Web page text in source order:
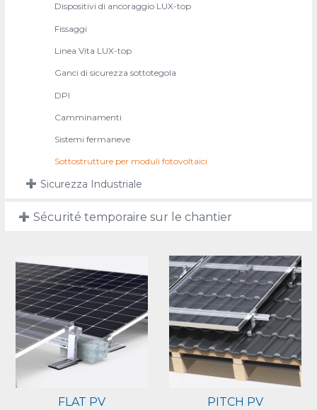
Dispositivi di ancoraggio LUX-top
Fissaggi
Linea Vita LUX-top
Ganci di sicurezza sottotegola
DPI
Camminamenti
Sistemi fermaneve
Sottostrutture per moduli fotovoltaici
Sicurezza Industriale
Sécurité temporaire sur le chantier
FLAT PV PITCH PV